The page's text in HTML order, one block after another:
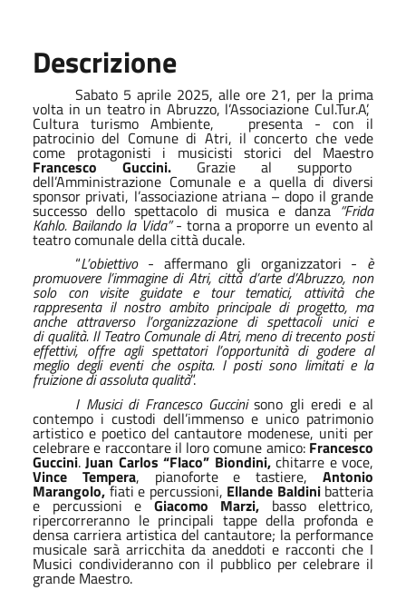
Descrizione
Sabato 5 aprile 2025, alle ore 21, per la prima
volta in un teatro in Abruzzo, l’Associazione Cul.Tur.A’,
Cultura turismo Ambiente, presenta - con il
patrocinio del Comune di Atri, il concerto che vede
come protagonisti i musicisti storici del Maestro
Francesco Guccini. Grazie al supporto
dell’Amministrazione Comunale e a quella di diversi
sponsor privati, l’associazione atriana – dopo il grande
successo dello spettacolo di musica e danza“Frida
Kahlo. Bailando la Vida”- torna a proporre un evento al
teatro comunale della città ducale.
“L’obiettivo- affermano gli organizzatori - è
promuovere l’immagine di Atri, città d’arte d’Abruzzo, non
solo con visite guidate e tour tematici, attività che
rappresenta il nostro ambito principale di progetto, ma
anche attraverso l’organizzazione di spettacoli unici e
di qualità. Il Teatro Comunale di Atri, meno di trecento posti
effettivi, offre agli spettatori l’opportunità di godere al
meglio degli eventi che ospita. I posti sono limitati e la
fruizione di assoluta qualità”.
I Musici di Francesco Guccinisono gli eredi e al
contempo i custodi dell’immenso e unico patrimonio
artistico e poetico del cantautore modenese, uniti per
celebrare e raccontare il loro comune amico: Francesco
Guccini.Juan Carlos “Flaco” Biondini,chitarre e voce,
Vince Tempera, pianoforte e tastiere,Antonio
Marangolo,fiati e percussioni, Ellande Baldini batteria
e percussioni e Giacomo Marzi, basso elettrico,
ripercorreranno le principali tappe della profonda e
densa carriera artistica del cantautore; la performance
musicale sarà arricchita da aneddoti e racconti che I
Musici condivideranno con il pubblico per celebrare il
grande Maestro.